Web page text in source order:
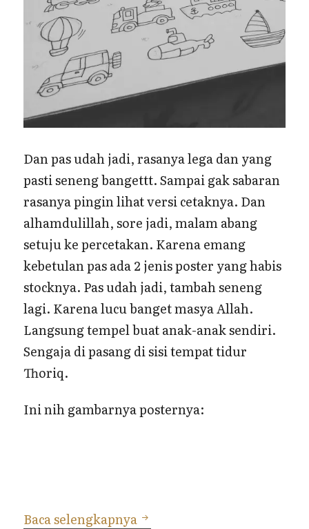
Dan pas udah jadi, rasanya lega dan yang
pasti seneng bangettt. Sampai gak sabaran
rasanya pingin lihat versi cetaknya. Dan
alhamdulillah, sore jadi, malam abang
setuju ke percetakan. Karena emang
kebetulan pas ada 2 jenis poster yang habis
stocknya. Pas udah jadi, tambah seneng
lagi. Karena lucu banget masya Allah.
Langsung tempel buat anak-anak sendiri.
Sengaja di pasang di sisi tempat tidur
Thoriq.
Ini nih gambarnya posternya:
Baca selengkapnya Poster Angka 1-10;